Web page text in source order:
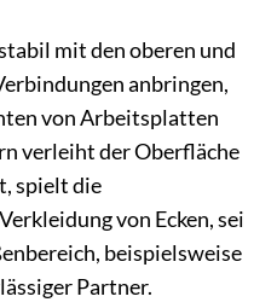
mit den oberen und
anbringen,
von Arbeitsplatten
verleiht der Oberfläche
spielt die
von Ecken, sei
beispielsweise
Partner.